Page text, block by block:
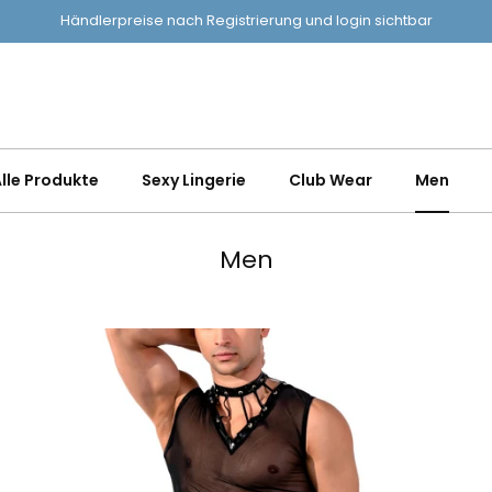
Händlerpreise nach Registrierung und login sichtbar
Produkte Sexy Lingerie Club Wear Men
Men